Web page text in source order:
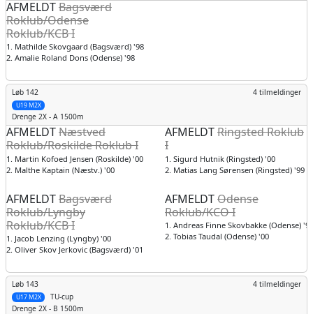
AFMELDTBagsværd
Roklub/Odense
Roklub/KCB I
1. Mathilde Skovgaard (Bagsværd) '98
2. Amalie Roland Dons (Odense) '98
Løb 142 4 tilmeldinger
U19 M2X
Drenge 2X - A 1500m
AFMELDTNæstved
Roklub/Roskilde Roklub I
1. Martin Kofoed Jensen (Roskilde) '00
2. Malthe Kaptain (Næstv.) '00
AFMELDTRingsted Roklub
I
1. Sigurd Hutnik (Ringsted) '00
2. Matias Lang Sørensen (Ringsted) '99
AFMELDTBagsværd
Roklub/Lyngby
Roklub/KCB I
1. Jacob Lenzing (Lyngby) '00
2. Oliver Skov Jerkovic (Bagsværd) '01
AFMELDTOdense
Roklub/KCO I
1. Andreas Finne Skovbakke (Odense) '99
2. Tobias Taudal (Odense) '00
Løb 143
TU-cup
4 tilmeldinger
U17 M2X
Drenge 2X - B 1500m